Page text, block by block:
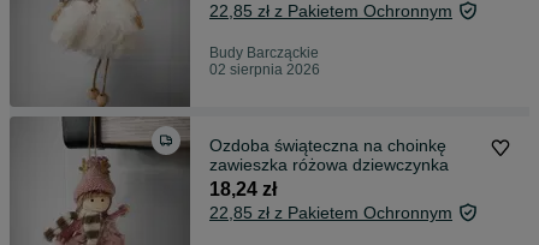
22,85 zł z Pakietem Ochronnym
Budy Barcząckie
02 sierpnia 2026
Ozdoba świąteczna na choinkę
zawieszka różowa dziewczynka
18,24 zł
22,85 zł z Pakietem Ochronnym